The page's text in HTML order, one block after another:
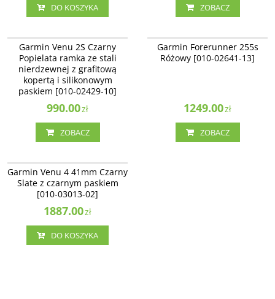
DO KOSZYKA ZOBACZ
BESTSELLER
Garmin Venu 2S Czarny
Popielata ramka ze stali
nierdzewnej z grafitową
kopertą i silikonowym
paskiem [010-02429-10]
990.00zł
ZOBACZ
Garmin Forerunner 255s
Różowy [010-02641-13]
1249.00zł
ZOBACZ
NOWOŚĆ BESTSELLER
Garmin Venu 4 41mm Czarny
Slate z czarnym paskiem
[010-03013-02]
1887.00zł
DO KOSZYKA